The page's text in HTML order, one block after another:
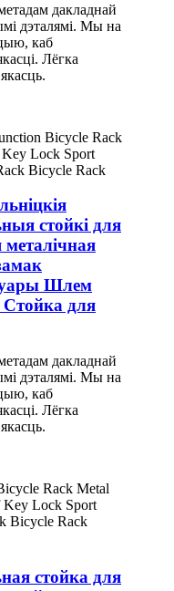
дакладнай
дэталямі. Мы на
каб
Лёгка
стойкі для
Шлем
для
дакладнай
дэталямі. Мы на
каб
Лёгка
стойка для